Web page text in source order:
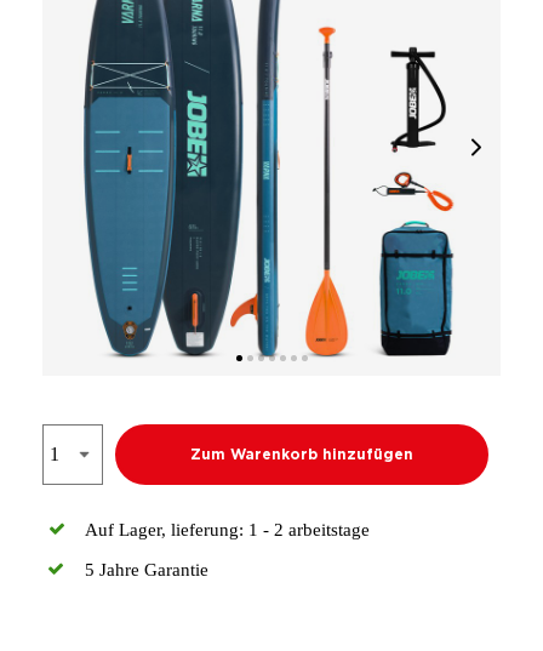
Zum Warenkorb hinzufügen
Auf Lager, lieferung: 1 - 2 arbeitstage
5 Jahre Garantie